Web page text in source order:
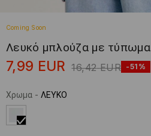
Coming Soon
Λευκό μπλούζα με τύπωμα
7,99 EUR 16,42 EUR -51%
Χρωμα - ΛΕΥΚΟ